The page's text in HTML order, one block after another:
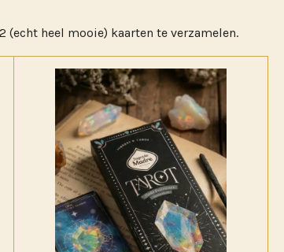
heel mooie) kaarten te verzamelen.